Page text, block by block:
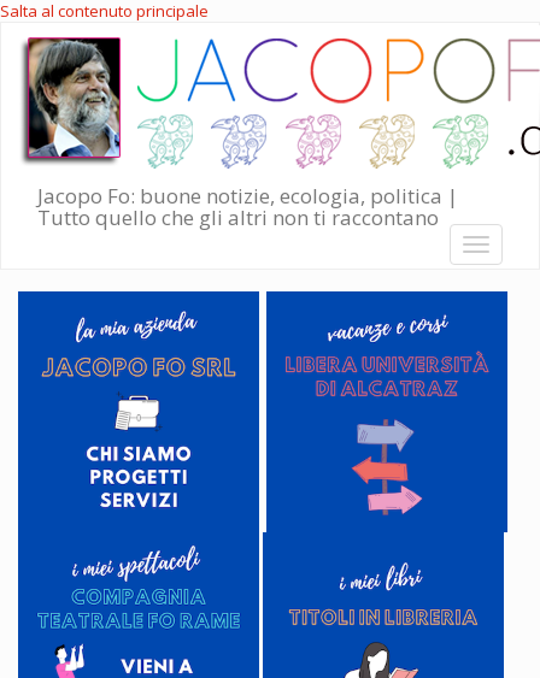
Salta al contenuto principale
Jacopo Fo: buone notizie, ecologia, politica |
Tutto quello che gli altri non ti raccontano
Toggle